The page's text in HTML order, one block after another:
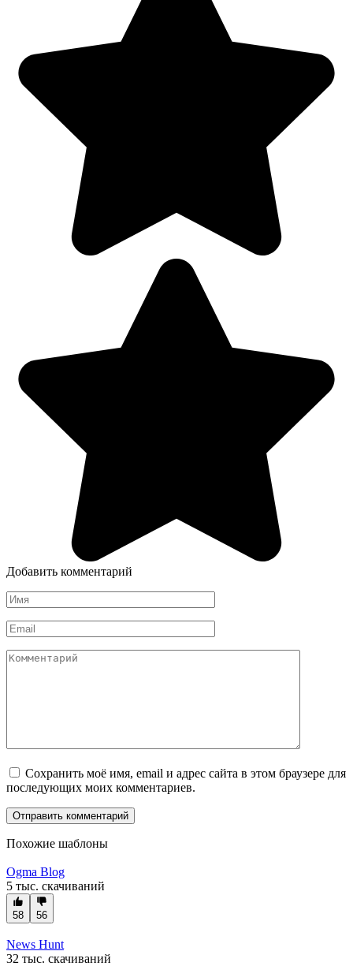
Добавить комментарий
Имя
*
Email
*
Комментарий
Сохранить моё имя, email и адрес сайта в этом браузере для
последующих моих комментариев.
Похожие шаблоны
Ogma Blog
5 тыс. скачиваний
58 56
News Hunt
32 тыс. скачиваний